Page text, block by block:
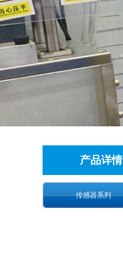
产品详情
传感器系列